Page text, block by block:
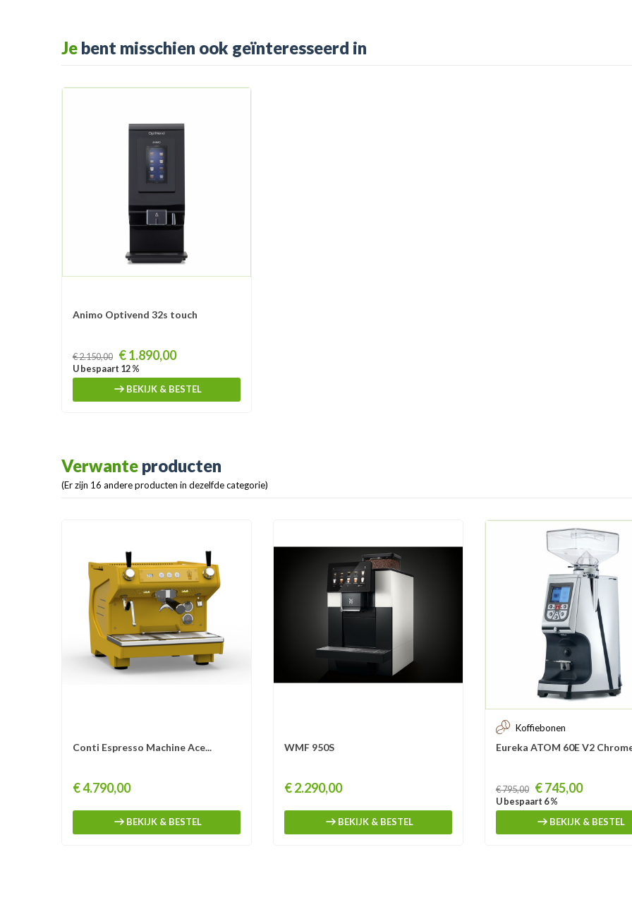
Je bent misschien ook geïnteresseerd in
Animo Optivend 32s touch
Prijs
€ 2.150,00 € 1.890,00
U bespaart 12 %
BEKIJK & BESTEL
Verwante producten
(Er zijn 16 andere producten in dezelfde categorie)
Conti Espresso Machine Ace...
Prijs
€ 4.790,00
BEKIJK & BESTEL
WMF 950S
Prijs
€ 2.290,00
BEKIJK & BESTEL
Koffiebonen
Eureka ATOM 60E V2
Prijs
€ 795,00 € 745,00
U bespaart 6 %
BEKIJK & BESTEL